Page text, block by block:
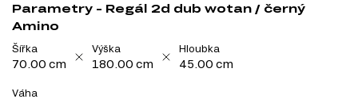
Parametry - Regál 2d dub wotan / černý
Amino
Šířka
70.00 cm
Výška
180.00 cm
Hloubka
45.00 cm
Váha